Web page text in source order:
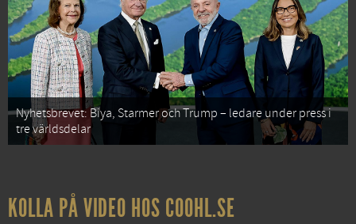
Nyhetsbrevet: Biya, Starmer och Trump – ledare under press i
tre världsdelar
KOLLA PÅ VIDEO HOS COOHL.SE